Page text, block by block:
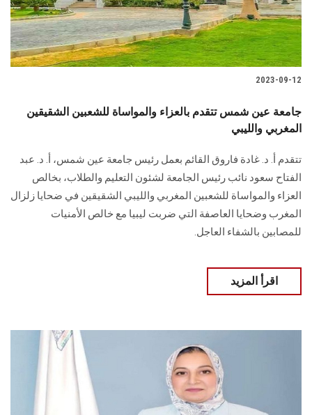
2023-09-12
جامعة عين شمس تتقدم بالعزاء والمواساة للشعبين الشقيقين
المغربي والليبي
تتقدم أ. د. غادة فاروق القائم بعمل رئيس جامعة عين شمس، أ. د. عبد
الفتاح سعود نائب رئيس الجامعة لشئون التعليم والطلاب، بخالص
العزاء والمواساة للشعبين المغربي والليبي الشقيقين في ضحايا زلزال
المغرب وضحايا العاصفة التي ضربت ليبيا مع خالص الأمنيات
للمصابين بالشفاء العاجل.
اقرأ المزيد